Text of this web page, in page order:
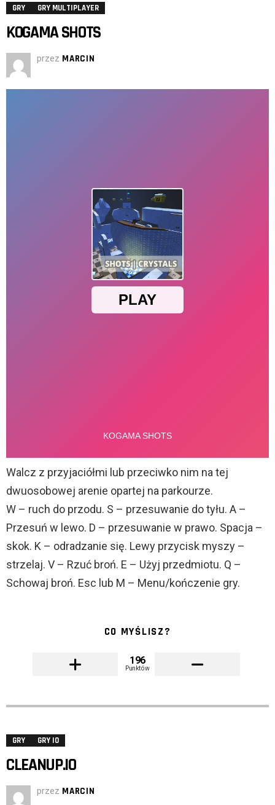
GRY GRY MULTIPLAYER
KOGAMA SHOTS
przez MARCIN
Walcz z przyjaciółmi lub przeciwko nim na tej
dwuosobowej arenie opartej na parkourze.
W – ruch do przodu. S – przesuwanie do tyłu. A –
Przesuń w lewo. D – przesuwanie w prawo. Spacja –
skok. K – odradzanie się. Lewy przycisk myszy –
strzelaj. V – Rzuć broń. E – Użyj przedmiotu. Q –
Schowaj broń. Esc lub M – Menu/kończenie gry.
CO MYŚLISZ?
196
Punktów
GRY GRY IO
CLEANUP.IO
przez MARCIN